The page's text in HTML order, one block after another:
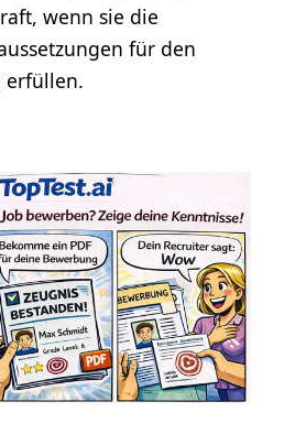
wenn sie die
für den
erfüllen.